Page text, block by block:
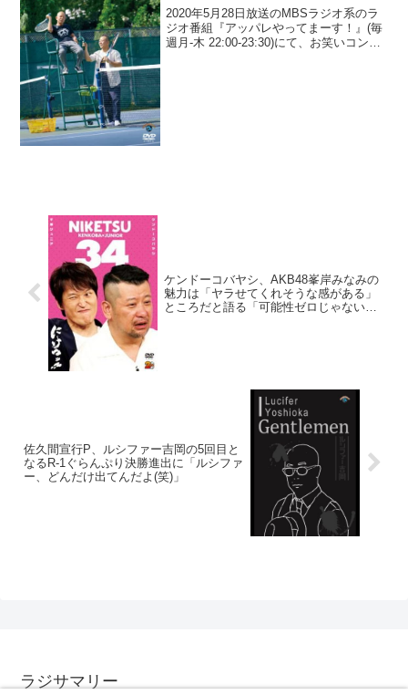
モート会議であっさりできてしま
ったことに拍子抜け
2020年5月28日放送のMBSラジオ系のラ
ジオ番組『アッパレやってまーす！』(毎
週月-木 22:00-23:30)にて、お笑いコン
ケンドーコバヤシ、AKB48峯岸みなみの
魅力は「ヤラせてくれそうな感がある」
ところだと語る「可能性ゼロじゃない
佐久間宣行P、ルシファー吉岡の5回目と
なるR-1ぐらんぷり決勝進出に「ルシファ
ー、どんだけ出てんだよ(笑)」
ラジサマリー